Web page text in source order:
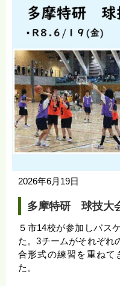
2026年6月19日
多摩特研 球技大
５市14校が参加しバス
た。3チームがそれぞれ
合形式の練習を重ねて
た。